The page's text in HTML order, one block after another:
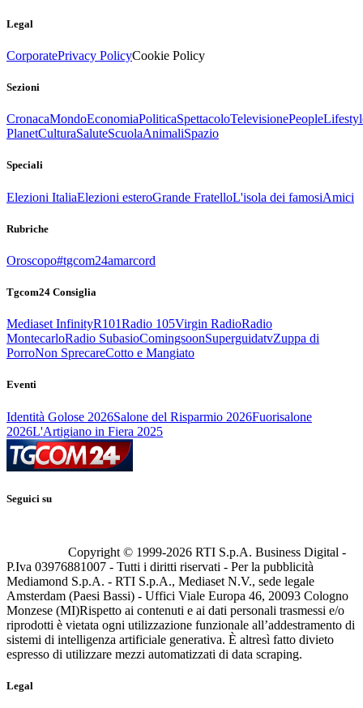
Legal
CorporatePrivacy PolicyCookie Policy
Sezioni
CronacaMondoEconomiaPoliticaSpettacoloTelevisionePeople
PlanetCulturaSaluteScuolaAnimaliSpazio
Speciali
Elezioni ItaliaElezioni esteroGrande FratelloL'isola dei famosiAmici
Rubriche
Oroscopo#tgcom24amarcord
Tgcom24 Consiglia
Mediaset InfinityR101Radio 105Virgin RadioRadio
MontecarloRadio SubasioComingsoonSuperguidatvZuppa di
PorroNon SprecareCotto e Mangiato
Eventi
Identità Golose 2026Salone del Risparmio 2026Fuorisalone
2026L'Artigiano in Fiera 2025
Seguici su
Copyright © 1999-2026 RTI S.p.A. Business Digital -
P.Iva 03976881007 - Tutti i diritti riservati - Per la pubblicità
Mediamond S.p.A. - RTI S.p.A., Mediaset N.V., sede legale
Amsterdam (Paesi Bassi) - Uffici Viale Europa 46, 20093 Cologno
Monzese (MI)Rispetto ai contenuti e ai dati personali trasmessi e/o
riprodotti è vietata ogni utilizzazione funzionale all’addestramento di
sistemi di intelligenza artificiale generativa. È altresì fatto divieto
espresso di utilizzare mezzi automatizzati di data scraping.
Legal